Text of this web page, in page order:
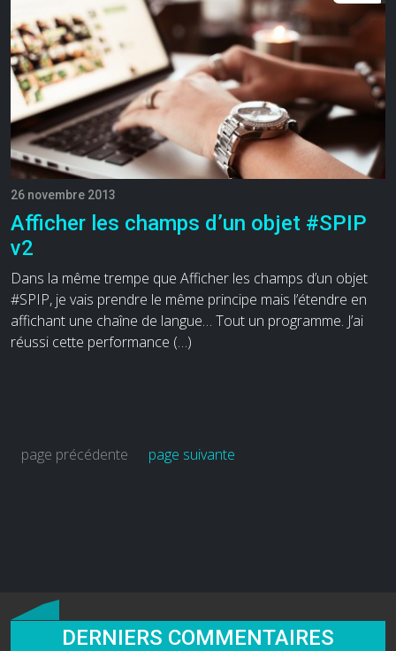
26 novembre 2013
Afficher les champs d’un objet #SPIP
v2
Dans la même trempe que Afficher les champs d’un objet
#SPIP, je vais prendre le même principe mais l’étendre en
affichant une chaîne de langue… Tout un programme. J’ai
réussi cette performance (…)
page précédente page suivante
DERNIERS COMMENTAIRES